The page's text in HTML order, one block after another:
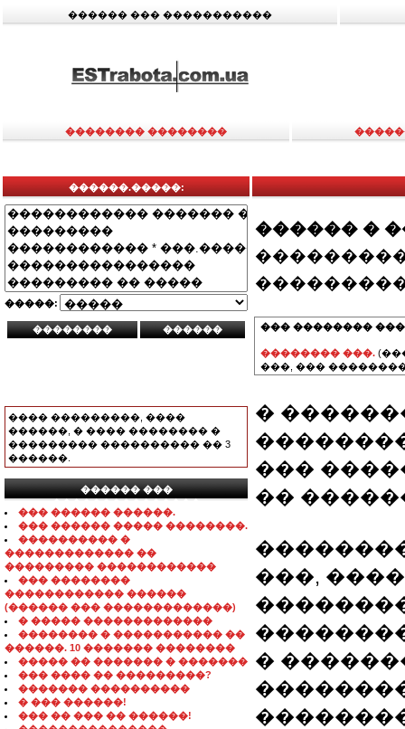
������ ��� �����������
�������� ��������
������.�����:
�����:
���� ���������, ����
������, � ���� �������� �
��������� ���������� �� 3
������.
������ ���
���������������
��� ������ ������.
��� ������ ����� ��������.
���������� �
������������� ��
��������� ������������
��� ��������
������������ ������
(������ ��� �������������)
� ����� �������������
�������� � ����������� ��
������. 10 ������� ��������
����� �� ������� � �������
��� ���� �� ���������?
������� ����������
� ��� ������!
��� �� ��� �� ������!
������ �
��� ��������
�������� ���.
���, ���
�
���
��
���,
�